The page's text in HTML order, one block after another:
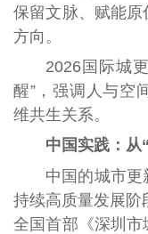
保留文脉、赋能
方向。
2026国际城
醒”，强调人与空
维共生关系。
中国实践：从
中国的城市
持续高质量发展阶
全国首部《深圳